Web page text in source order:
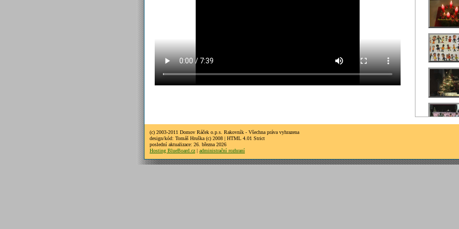
(c) 2003-2011 Domov Ráček o.p.s. Rakovník - Všechna práva vyhrazena
design/kód: Tomáš Hruška (c) 2008 | HTML 4.01 Strict
poslední aktualizace: 26. března 2026
Hosting BlueBoard.cz | administrační rozhraní